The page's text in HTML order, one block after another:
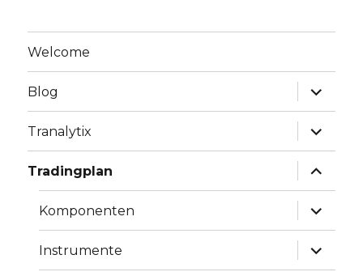
Welcome
Blog
Tranalytix
Tradingplan
Komponenten
Instrumente